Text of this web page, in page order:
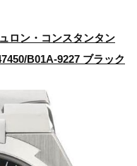
ロン・コンスタンタン
B01A-9227 ブラック